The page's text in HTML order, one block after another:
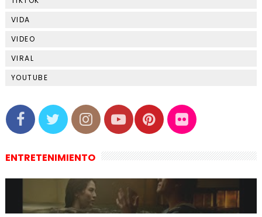
VIDA
VIDEO
VIRAL
YOUTUBE
ENTRETENIMIENTO